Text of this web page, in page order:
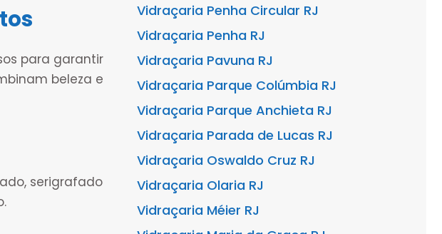
para garantir
beleza e
serigrafado
Vidraçaria Penha Circular RJ
Vidraçaria Penha RJ
Vidraçaria Pavuna RJ
Vidraçaria Parque Colúmbia RJ
Vidraçaria Parque Anchieta RJ
Vidraçaria Parada de Lucas RJ
Vidraçaria Oswaldo Cruz RJ
Vidraçaria Olaria RJ
Vidraçaria Méier RJ